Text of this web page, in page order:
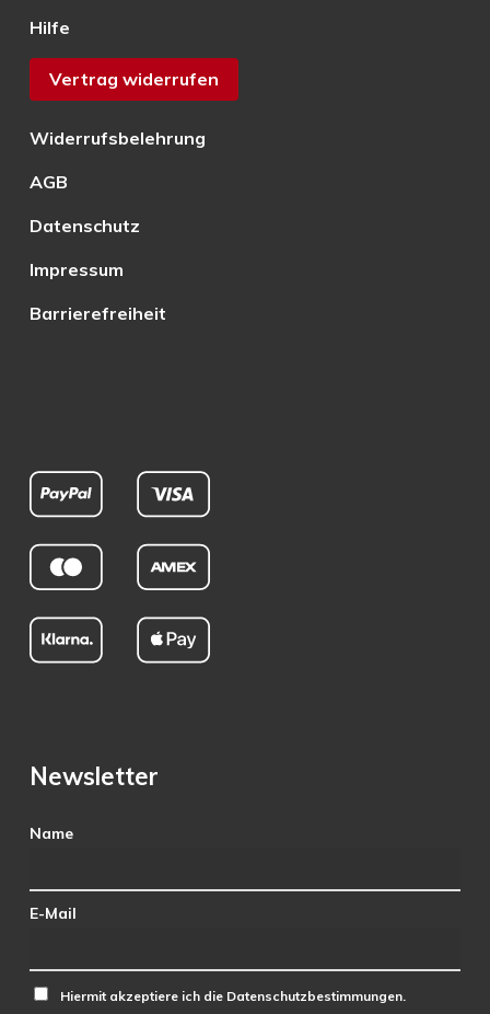
Hilfe
Vertrag widerrufen
Widerrufsbelehrung
AGB
Datenschutz
Impressum
Barrierefreiheit
Newsletter
Name
E-Mail
Hiermit akzeptiere ich die Datenschutzbestimmungen.